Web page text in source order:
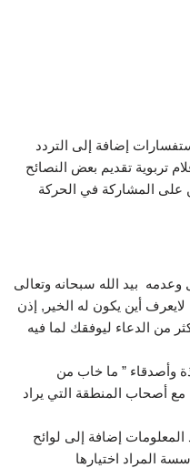
إضافة إلى التردد
تربوية تقديم بعض النصائح
على المشاركة في الحركة
وعدمه بيد الله سبحانه وتعالى
لايعرف أين يكون له الخير, إذن
من الدعاء ليوفقك لما فيه
وأصدقاء ” ما خاب من
أصحاب المنطقة التي يراد
المعلومات إضافة إلى لوائح
المراد اختيارها